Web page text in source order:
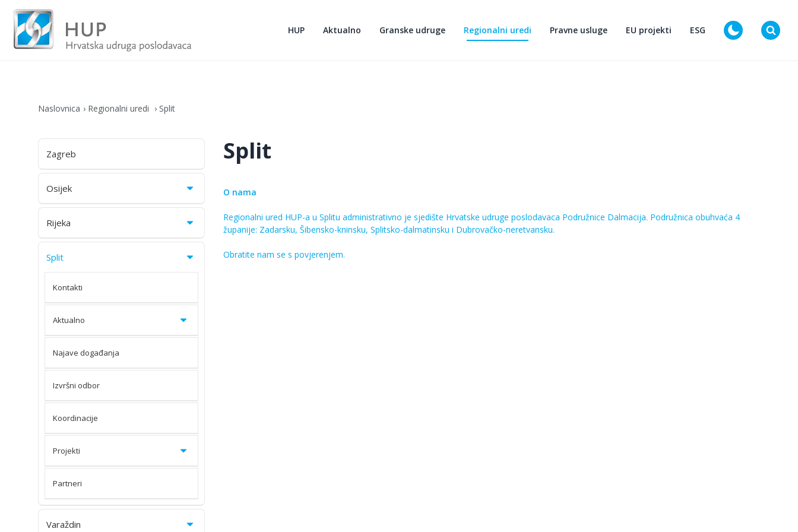
HUP Aktualno Granske udruge Regionalni uredi Pravne usluge EU projekti ESG D
Naslovnica Regionalni uredi Split
Zagreb
Osijek
Rijeka
Split
Kontakti
Aktualno
Najave događanja
Izvršni odbor
Koordinacije
Projekti
Partneri
Varaždin
Split
O nama
Regionalni ured HUP-a u Splitu administrativno je sjedište Hrvatske udruge poslodavaca Podružnice Dalmacija. Podružnica obuhvaća 4
županije: Zadarsku, Šibensko-kninsku, Splitsko-dalmatinsku i Dubrovačko-neretvansku.
Obratite nam se s povjerenjem.